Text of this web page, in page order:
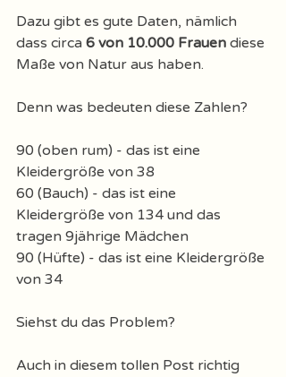
Dazu gibt es gute Daten, nämlich
dass circa 6 von 10.000 Frauen diese
Maße von Natur aus haben.
Denn was bedeuten diese Zahlen?
90 (oben rum) - das ist eine
Kleidergröße von 38
60 (Bauch) - das ist eine
Kleidergröße von 134 und das
tragen 9jährige Mädchen
90 (Hüfte) - das ist eine Kleidergröße
von 34
Siehst du das Problem?
Auch in diesem tollen Post richtig